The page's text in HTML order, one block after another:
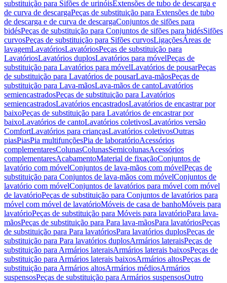
substituição para Sifões de urinóisExtensões de tubo de descarga e
de curva de descargaPeças de substituição para Extensões de tubo
de descarga e de curva de descargaConjuntos de sifões para
bidésPeças de substituição para Conjuntos de sifões para bidésSifões
curvosPeças de substituição para Sifões curvosLigaçõesÁreas de
lavagemLavatóriosLavatóriosPeças de substituição para
LavatóriosLavatórios duplosLavatórios para móvelPeças de
substituição para Lavatórios para móvelLavatórios de pousarPeças
de substituição para Lavatórios de pousarLava-mãosPeças de
substituição para Lava-mãosLava-mãos de cantoLavatórios
semiencastradosPeças de substituição para Lavatórios
semiencastradosLavatórios encastradosLavatórios de encastrar por
baixoPeças de substituição para Lavatórios de encastrar por
baixoLavatórios de cantoLavatórios coletivosLavatórios versão
ComfortLavatórios para criançasLavatórios coletivosOutras
piasPiasPia multifunçõesPia de laboratórioAcessórios
complementaresColunasColunasSemicolunasAcessórios
complementaresAcabamentoMaterial de fixaçãoConjuntos de
lavatório com móvelConjuntos de lava-mãos com móvelPeças de
substituição para Conjuntos de lava-mãos com móvelConjuntos de
lavatório com móvelConjuntos de lavatórios para móvel com móvel
de lavatórioPeças de substituição para Conjuntos de lavatórios para
móvel com móvel de lavatórioMóveis de casa de banhoMóveis para
lavatórioPeças de substituição para Móveis para lavatórioPara lava-
mãosPeças de substituição para Para lava-mãosPara lavatóriosPeças
de substituição para Para lavatóriosPara lavatórios duplosPeças de
substituição para Para lavatórios duplosArmários lateraisPeças de
substituição para Armários lateraisArmários laterais baixosPeças de
substituição para Armários laterais baixosArmários altosPeças de
substituição para Armários altosArmários médiosArmários
suspensosPeças de substituição para Armários suspensosOutro